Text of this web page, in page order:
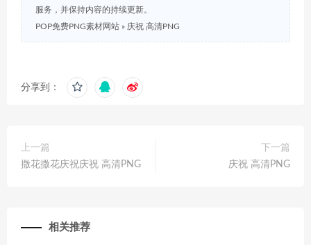
服务，并保持内容的持续更新。
POP免费PNG素材网站 » 庆祝 高清PNG
分享到：
上一篇
撒花撒花庆祝庆祝 高清PNG
下一篇
庆祝 高清PNG
相关推荐